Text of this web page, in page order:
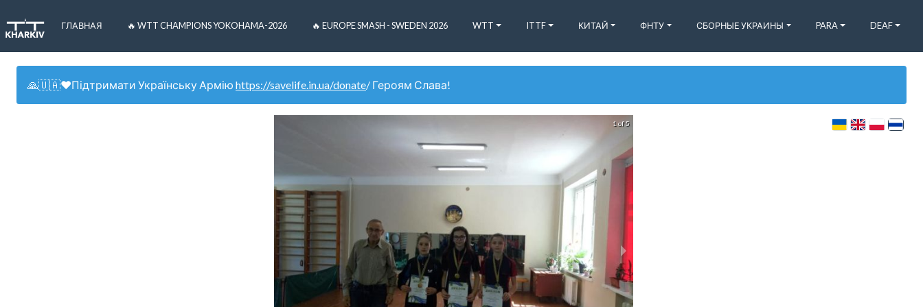
ГЛАВНАЯ 🔥 WTT CHAMPIONS YOKOHAMA-2026 🔥 EUROPE SMASH - SWEDEN 2026 WTT ITTF КИТАЙ ФНТУ СБОРНЫЕ УКРАИНЫ PARA DEAF
🙏🇺🇦❤️Підтримати Українську Армію https://savelife.in.ua/donate/ Героям Слава!
1 of 5